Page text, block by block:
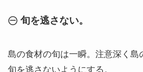
㊀ 旬を逃さない。
島の食材の旬は一瞬。注意深く島
旬を逃さないようにする。